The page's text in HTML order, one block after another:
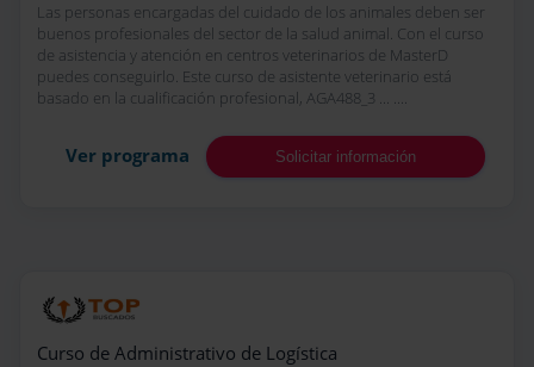
Las personas encargadas del cuidado de los animales deben ser
buenos profesionales del sector de la salud animal. Con el curso
de asistencia y atención en centros veterinarios de MasterD
puedes conseguirlo. Este curso de asistente veterinario está
basado en la cualificación profesional, AGA488_3 ... ....
Ver programa Solicitar información
Curso de Administrativo de Logística